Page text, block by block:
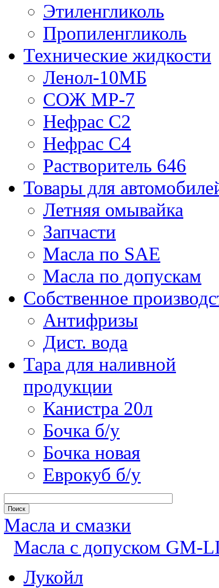
Этиленгликоль
Пропиленгликоль
Технические жидкости
Ленол-10МБ
СОЖ МР-7
Нефрас С2
Нефрас С4
Растворитель 646
Товары для
Летняя омывайка
Запчасти
Масла по SAE
Масла по допускам
Собственное
Антифризы
Дист. вода
Тара для наливной
продукции
Канистра 20л
Бочка б/у
Бочка новая
Еврокуб б/у
Масла и смазки
Масла с допуском GM-
Лукойл